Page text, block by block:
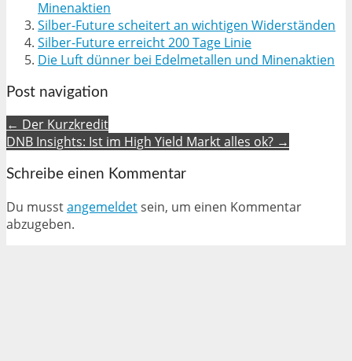
Minenaktien
Silber-Future scheitert an wichtigen Widerständen
Silber-Future erreicht 200 Tage Linie
Die Luft dünner bei Edelmetallen und Minenaktien
Post navigation
← Der Kurzkredit
DNB Insights: Ist im High Yield Markt alles ok? →
Schreibe einen Kommentar
Du musstangemeldetsein, um einen Kommentar
abzugeben.